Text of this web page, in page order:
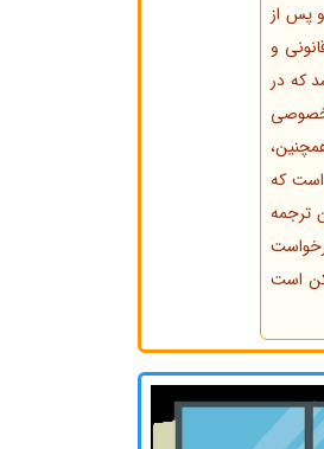
پس از
و
که در
است که
ترجمه
است